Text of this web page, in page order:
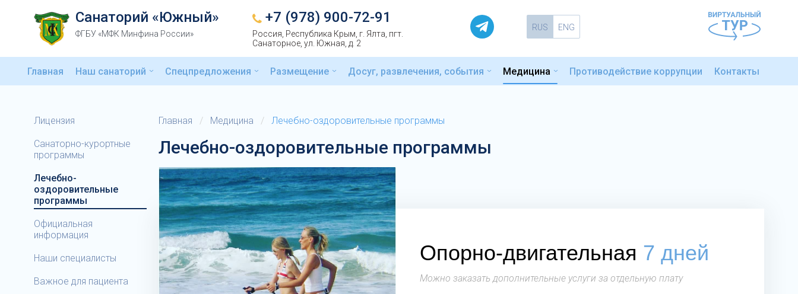
Санаторий «Южный»
ФГБУ «МФК Минфина России»
+7 (978) 900-72-91
Россия, Республика Крым, г. Ялта, пгт.
Санаторное, ул. Южная, д. 2
RUS ENG
Главная Наш санаторий Спецпредложения Размещение Досуг, развлечения, события Медицина Противодействие коррупции Контакты
Лицензия
Санаторно-курортные
программы
Лечебно-
оздоровительные
программы
Официальная
информация
Наши специалисты
Важное для пациента
Главная / Медицина / Лечебно-оздоровительные программы
Лечебно-оздоровительные программы
Опорно-двигательная 7 дней
Можно заказать дополнительные услуги за отдельную плату